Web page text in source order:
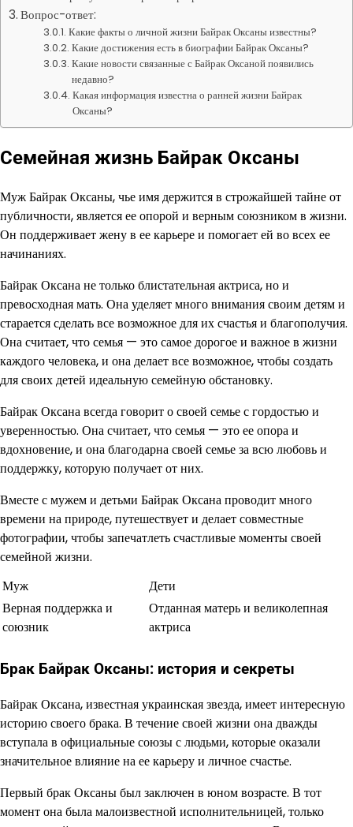
Вопрос-ответ:
Какие факты о личной жизни Байрак Оксаны известны?
Какие достижения есть в биографии Байрак Оксаны?
Какие новости связанные с Байрак Оксаной появились
недавно?
Какая информация известна о ранней жизни Байрак
Оксаны?
Семейная жизнь Байрак Оксаны
Муж Байрак Оксаны, чье имя держится в строжайшей тайне от
публичности, является ее опорой и верным союзником в жизни.
Он поддерживает жену в ее карьере и помогает ей во всех ее
начинаниях.
Байрак Оксана не только блистательная актриса, но и
превосходная мать. Она уделяет много внимания своим детям и
старается сделать все возможное для их счастья и благополучия.
Она считает, что семья — это самое дорогое и важное в жизни
каждого человека, и она делает все возможное, чтобы создать
для своих детей идеальную семейную обстановку.
Байрак Оксана всегда говорит о своей семье с гордостью и
уверенностью. Она считает, что семья — это ее опора и
вдохновение, и она благодарна своей семье за всю любовь и
поддержку, которую получает от них.
Вместе с мужем и детьми Байрак Оксана проводит много
времени на природе, путешествует и делает совместные
фотографии, чтобы запечатлеть счастливые моменты своей
семейной жизни.
Муж
Дети
Верная поддержка и
союзник
Отданная матерь и великолепная
актриса
Брак Байрак Оксаны: история и секреты
Байрак Оксана, известная украинская звезда, имеет интересную
историю своего брака. В течение своей жизни она дважды
вступала в официальные союзы с людьми, которые оказали
значительное влияние на ее карьеру и личное счастье.
Первый брак Оксаны был заключен в юном возрасте. В тот
момент она была малоизвестной исполнительницей, только